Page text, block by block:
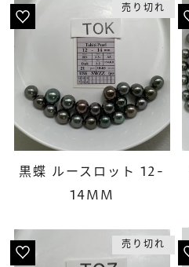
売り切れ
黒蝶 ルースロット 12-
14MM
売り切れ